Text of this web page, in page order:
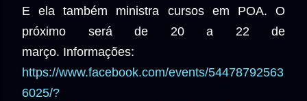
E ela também ministra cursos em POA. O
próximo será de 20 a 22 de
março. Informações:
https://www.facebook.com/events/54478792563
6025/?